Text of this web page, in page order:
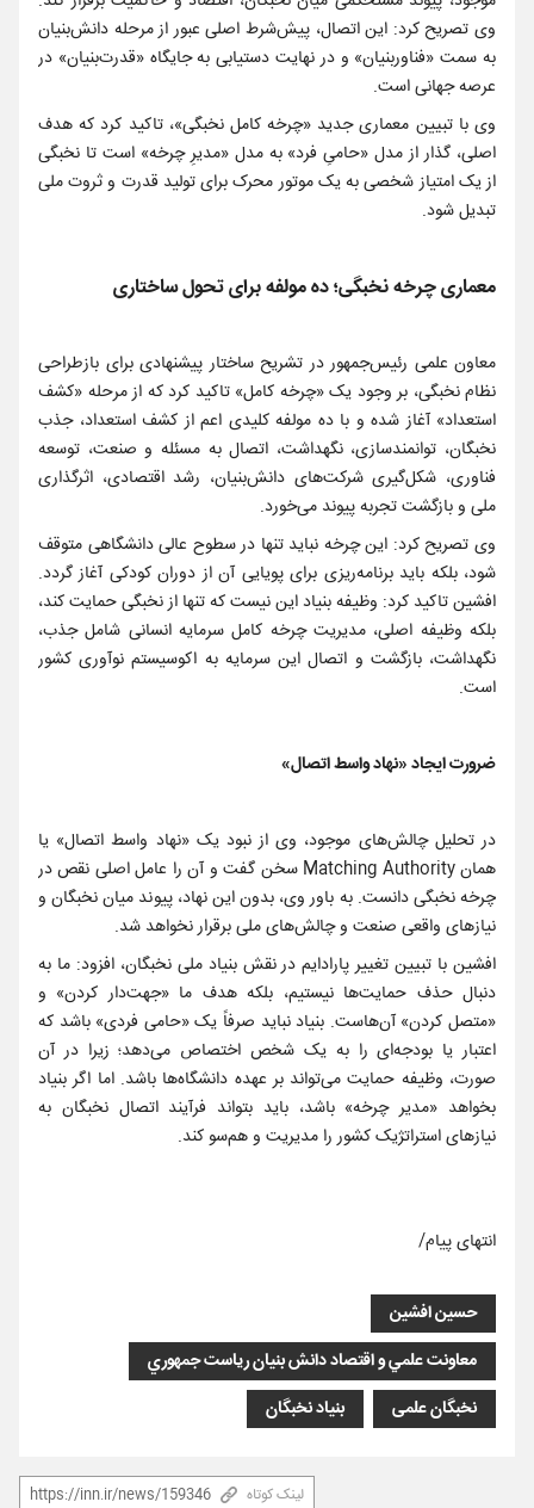
وی تصریح کرد: این اتصال، پیش‌شرط اصلی عبور از مرحله دانش‌بنیان
به سمت «فناوربنیان» و در نهایت دستیابی به جایگاه «قدرت‌بنیان» در
عرصه جهانی است.
وی با تبیین معماری جدید «چرخه کامل نخبگی»، تاکید کرد که هدف
اصلی، گذار از مدل «حامیِ فرد» به مدل «مدیرِ چرخه» است تا نخبگی
از یک امتیاز شخصی به یک موتور محرک برای تولید قدرت و ثروت ملی
تبدیل شود.
معماری چرخه نخبگی؛ ده مولفه برای تحول ساختاری
معاون علمی رئیس‌جمهور در تشریح ساختار پیشنهادی برای بازطراحی
نظام نخبگی، بر وجود یک «چرخه کامل» تاکید کرد که از مرحله «کشف
استعداد» آغاز شده و با ده مولفه کلیدی اعم از کشف استعداد، جذب
نخبگان، توانمندسازی، نگهداشت، اتصال به مسئله و صنعت، توسعه
فناوری، شکل‌گیری شرکت‌های دانش‌بنیان، رشد اقتصادی، اثرگذاری
ملی و بازگشت تجربه پیوند می‌خورد.
وی تصریح کرد: این چرخه نباید تنها در سطوح عالی دانشگاهی متوقف
شود، بلکه باید برنامه‌ریزی برای پویایی آن از دوران کودکی آغاز گردد.
افشین تاکید کرد: وظیفه بنیاد این نیست که تنها از نخبگی حمایت کند،
بلکه وظیفه اصلی، مدیریت چرخه کامل سرمایه انسانی شامل جذب،
نگهداشت، بازگشت و اتصال این سرمایه به اکوسیستم نوآوری کشور
است.
ضرورت ایجاد «نهاد واسط اتصال»
در تحلیل چالش‌های موجود، وی از نبود یک «نهاد واسط اتصال» یا
همان Matching Authority سخن گفت و آن را عامل اصلی نقص در
چرخه نخبگی دانست. به باور وی، بدون این نهاد، پیوند میان نخبگان و
نیازهای واقعی صنعت و چالش‌های ملی برقرار نخواهد شد.
افشین با تبیین تغییر پارادایم در نقش بنیاد ملی نخبگان، افزود: ما به
دنبال حذف حمایت‌ها نیستیم، بلکه هدف ما «جهت‌دار کردن» و
«متصل کردن» آن‌هاست. بنیاد نباید صرفاً یک «حامی فردی» باشد که
اعتبار یا بودجه‌ای را به یک شخص اختصاص می‌دهد؛ زیرا در آن
صورت، وظیفه حمایت می‌تواند بر عهده دانشگاه‌ها باشد. اما اگر بنیاد
بخواهد «مدیر چرخه» باشد، باید بتواند فرآیند اتصال نخبگان به
نیازهای استراتژیک کشور را مدیریت و هم‌سو کند.
انتهای پیام/
حسین افشین
معاونت علمي و اقتصاد دانش بنیان رياست جمهوري
نخبگان علمی
بنیاد نخبگان
لینک کوتاه